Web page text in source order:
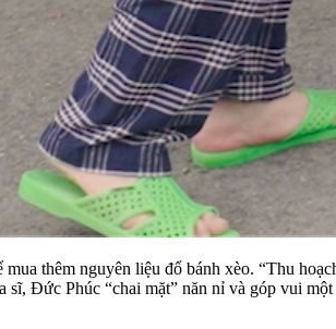
thêm nguyên liệu đổ bánh xèo. “Thu
Đức Phúc “chai mặt” năn nỉ và góp vui